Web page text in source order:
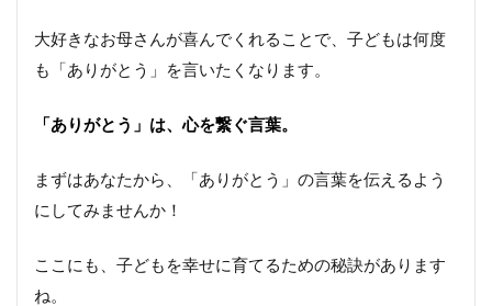
大好きなお母さんが喜んでくれることで、子どもは何度
も「ありがとう」を言いたくなります。
「ありがとう」は、心を繋ぐ言葉。
まずはあなたから、「ありがとう」の言葉を伝えるよう
にしてみませんか！
ここにも、子どもを幸せに育てるための秘訣があります
ね。